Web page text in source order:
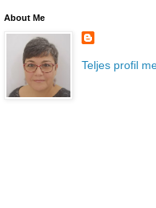
About Me
Teljes profil